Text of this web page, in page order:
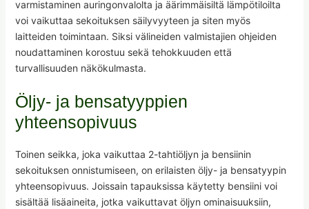
varmistaminen auringonvalolta ja äärimmäisiltä lämpötiloilta
voi vaikuttaa sekoituksen säilyvyyteen ja siten myös
laitteiden toimintaan. Siksi välineiden valmistajien ohjeiden
noudattaminen korostuu sekä tehokkuuden että
turvallisuuden näkökulmasta.
Öljy- ja bensatyyppien
yhteensopivuus
Toinen seikka, joka vaikuttaa 2-tahtiöljyn ja bensiinin
sekoituksen onnistumiseen, on erilaisten öljy- ja bensatyypin
yhteensopivuus. Joissain tapauksissa käytetty bensiini voi
sisältää lisäaineita, jotka vaikuttavat öljyn ominaisuuksiin,